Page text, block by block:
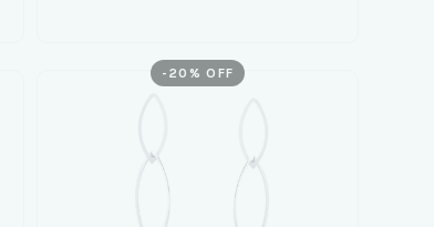
- 20 % OFF